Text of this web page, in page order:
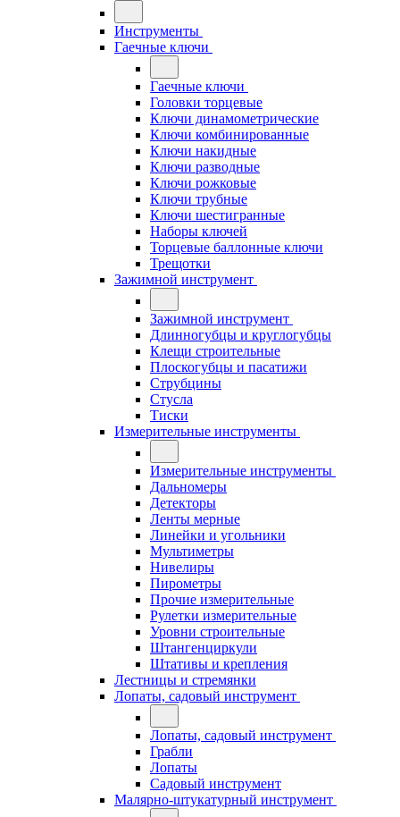
Инструменты
Гаечные ключи
Гаечные ключи
Головки торцевые
Ключи динамометрические
Ключи комбинированные
Ключи накидные
Ключи разводные
Ключи рожковые
Ключи трубные
Ключи шестигранные
Наборы ключей
Торцевые баллонные ключи
Трещотки
Зажимной инструмент
Зажимной инструмент
Длинногубцы и круглогубцы
Клещи строительные
Плоскогубцы и пасатижи
Струбцины
Стусла
Тиски
Измерительные инструменты
Измерительные инструменты
Дальномеры
Детекторы
Ленты мерные
Линейки и угольники
Мультиметры
Нивелиры
Пирометры
Прочие измерительные
Рулетки измерительные
Уровни строительные
Штангенциркули
Штативы и крепления
Лестницы и стремянки
Лопаты, садовый инструмент
Лопаты, садовый инструмент
Грабли
Лопаты
Садовый инструмент
Малярно-штукатурный инструмент